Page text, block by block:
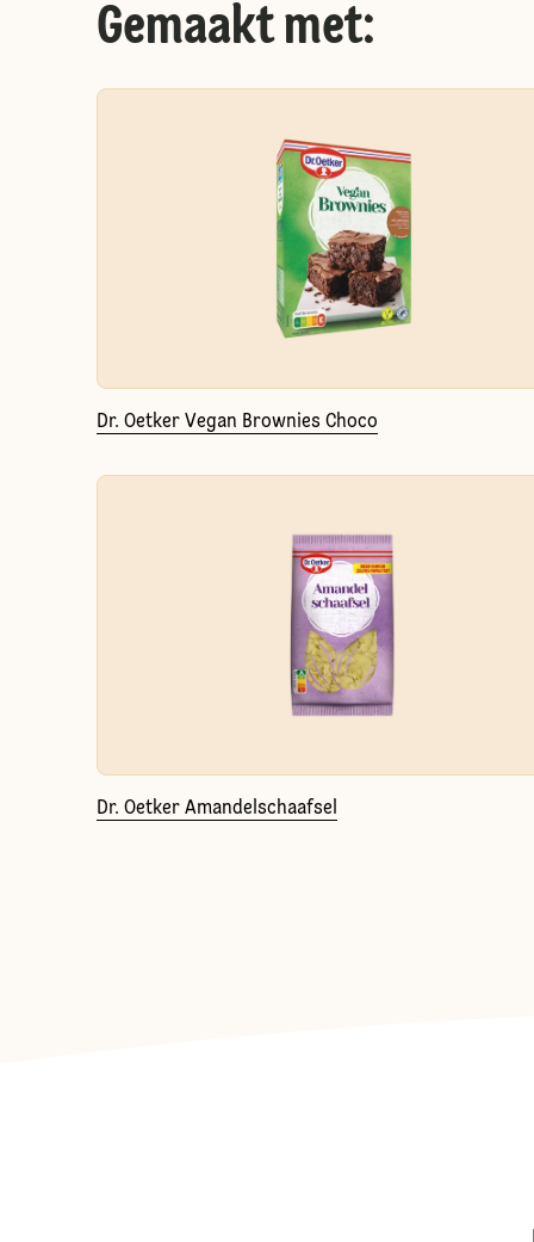
Gemaakt met:
Dr. Oetker Vegan Brownies Choco
Dr. Oetker Amandelschaafsel